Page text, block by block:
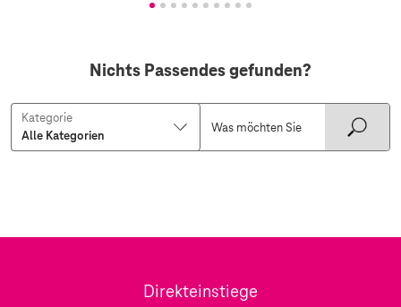
Nichts Passendes gefunden?
Kategorie
Direkteinstiege